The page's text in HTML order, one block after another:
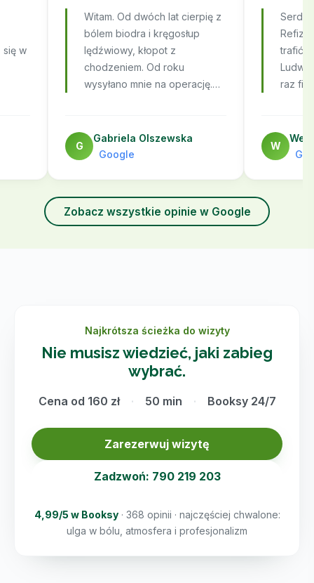
się w
Witam. Od dwóch lat cierpię z
bólem biodra i kręgosłup
lędźwiowy, kłopot z
chodzeniem. Od roku
wysyłano mnie na operację.
zadowolony. Świetne porady,
bardzo miła atmosfera, bardzo
jest lepiej, sprawniej. Polecam.
G
Gabriela Olszewska
Google
trafić
raz
cały
W
Zobacz wszystkie opinie w Google
Najkrótsza ścieżka do wizyty
Nie musisz wiedzieć, jaki zabieg
wybrać.
Cena od 160 zł 50 min Booksy 24/7
Zarezerwuj wizytę
Zadzwoń: 790 219 203
4,99/5 w Booksy· 368 opinii · najczęściej chwalone:
ulga w bólu, atmosfera i profesjonalizm